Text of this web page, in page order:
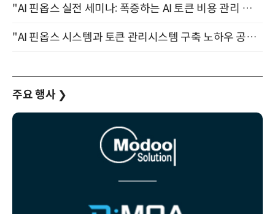
"AI 핀옵스 실전 세미나: 폭증하는 AI 토큰 비용 관리 전략" 8월 21일 개최
"AI 핀옵스 시스템과 토큰 관리시스템 구축 노하우 공개" 잠실 한국광고문화회관 2층 대회의실 (8/21)
주요 행사 ❯